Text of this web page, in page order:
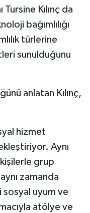
Kılınç da
bağımlılığı
türlerine
sunulduğunu
anlatan Kılınç,
hizmet
Aynı
kişilerle grup
zamanda
sosyal uyum ve
atölye ve